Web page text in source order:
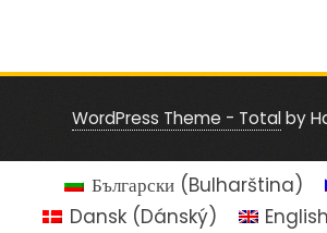
WordPress Theme - Totalby
Български(Bulharština)
Dansk(Dánský) English